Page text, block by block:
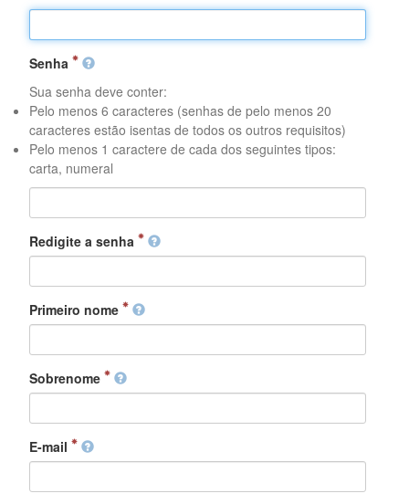
Senha
Sua senha deve conter:
Pelo menos 6 caracteres (senhas de pelo menos 20
caracteres estão isentas de todos os outros requisitos)
Pelo menos 1 caractere de cada dos seguintes tipos:
carta, numeral
Redigite a senha
Primeiro nome
Sobrenome
E-mail